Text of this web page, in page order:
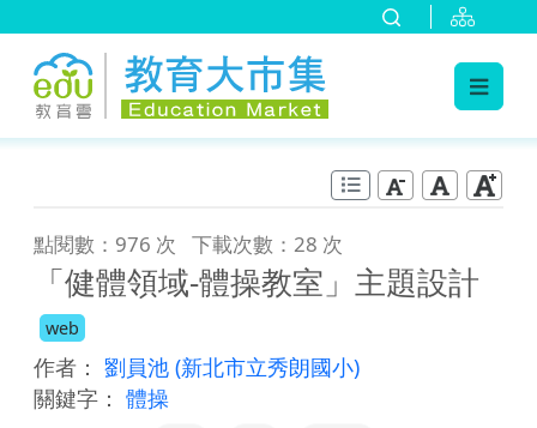
點閱數：976 次 下載次數：28 次
「健體領域-體操教室」主題設計
web
作者： 劉員池 (新北市立秀朗國小)
關鍵字： 體操